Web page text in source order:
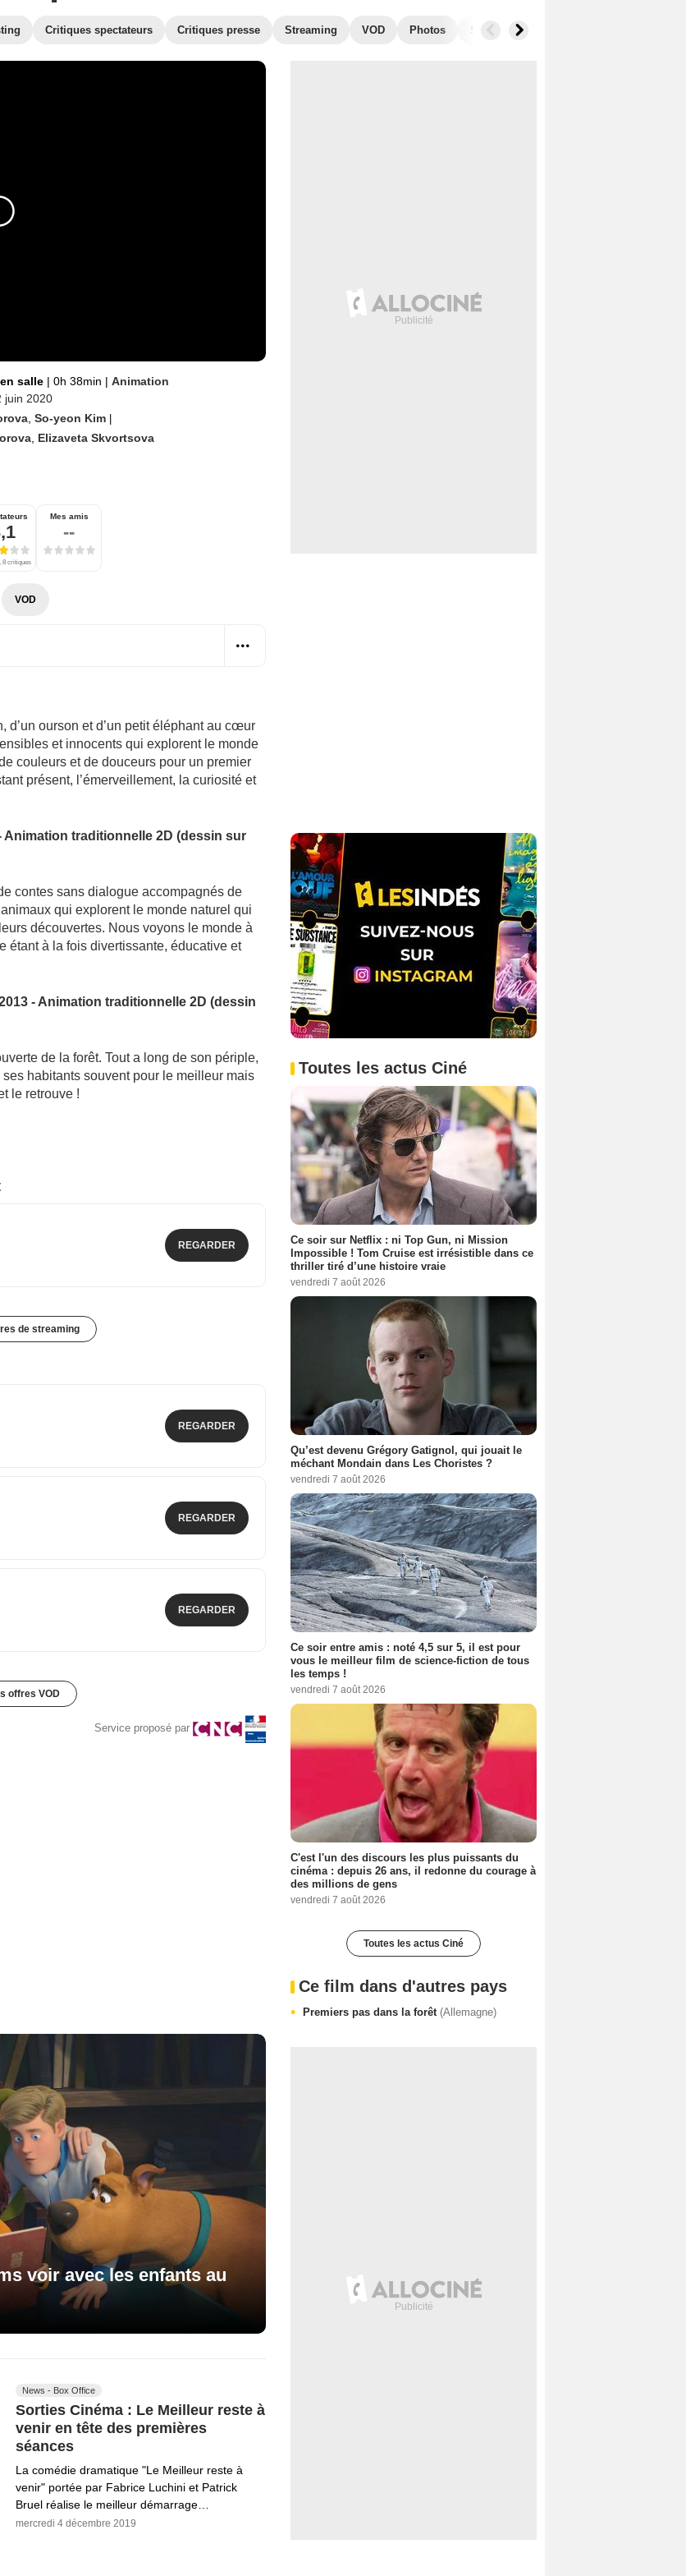
Critiques spectateurs Critiques presse Streaming VOD Photos Secrets de tournage
en salle | 0h 38min | Animation
juin 2020
So-yeon Kim |
Elizaveta Skvortsova
8 critiques
Mes amis
--
VOD
d’un ourson et d’un petit éléphant au cœur
et innocents qui explorent le monde
couleurs et de douceurs pour un premier
présent, l’émerveillement, la curiosité et
Animation traditionnelle 2D (dessin sur
contes sans dialogue accompagnés de
qui explorent le monde naturel qui
découvertes. Nous voyons le monde à
étant à la fois divertissante, éducative et
- Animation traditionnelle 2D (dessin
de la forêt. Tout a long de son périple,
habitants souvent pour le meilleur mais
le retrouve !
REGARDER
de streaming
REGARDER
REGARDER
REGARDER
offres VOD
Service proposé par
voir avec les enfants au
News - Box Office
Sorties Cinéma : Le Meilleur reste à
venir en tête des premières
séances
La comédie dramatique "Le Meilleur reste à
venir" portée par Fabrice Luchini et Patrick
Bruel réalise le meilleur démarrage…
mercredi 4 décembre 2019
Toutes les actus Ciné
Ce soir sur Netflix : ni Top Gun, ni Mission
Impossible ! Tom Cruise est irrésistible dans ce
thriller tiré d’une histoire vraie
vendredi 7 août 2026
Qu’est devenu Grégory Gatignol, qui jouait le
méchant Mondain dans Les Choristes ?
vendredi 7 août 2026
Ce soir entre amis : noté 4,5 sur 5, il est pour
vous le meilleur film de science-fiction de tous
les temps !
vendredi 7 août 2026
C'est l'un des discours les plus puissants du
cinéma : depuis 26 ans, il redonne du courage à
des millions de gens
vendredi 7 août 2026
Toutes les actus Ciné
Ce film dans d'autres pays
Premiers pas dans la forêt (Allemagne)